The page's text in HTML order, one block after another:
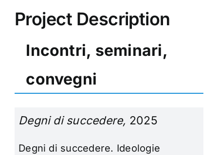
Project Description
Incontri, seminari,
convegni
Degni di succedere, 2025
Degni di succedere. Ideologie